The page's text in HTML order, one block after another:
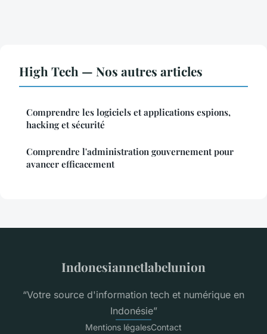
High Tech — Nos autres articles
Comprendre les logiciels et applications espions,
hacking et sécurité
Comprendre l'administration gouvernement pour
avancer efficacement
Indonesiannetlabelunion
“Votre source d'information tech et numérique en
Indonésie”
Mentions légalesContact